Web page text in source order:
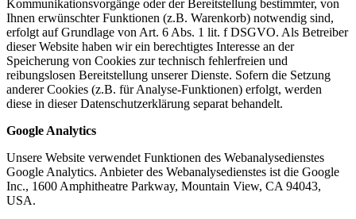
Kommunikationsvorgänge oder der Bereitstellung bestimmter, von
Ihnen erwünschter Funktionen (z.B. Warenkorb) notwendig sind,
erfolgt auf Grundlage von Art. 6 Abs. 1 lit. f DSGVO. Als Betreiber
dieser Website haben wir ein berechtigtes Interesse an der
Speicherung von Cookies zur technisch fehlerfreien und
reibungslosen Bereitstellung unserer Dienste. Sofern die Setzung
anderer Cookies (z.B. für Analyse-Funktionen) erfolgt, werden
diese in dieser Datenschutzerklärung separat behandelt.
Google Analytics
Unsere Website verwendet Funktionen des Webanalysedienstes
Google Analytics. Anbieter des Webanalysedienstes ist die Google
Inc., 1600 Amphitheatre Parkway, Mountain View, CA 94043,
USA.